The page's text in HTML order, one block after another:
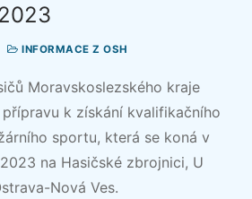
INFORMACE Z OSH
Moravskoslezského kraje
k získání kvalifikačního
sportu, která se koná v
na Hasičské zbrojnici, U
Nová Ves.